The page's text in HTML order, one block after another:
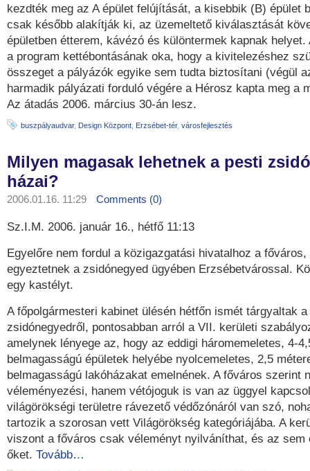
kezdték meg az A épület felújítását, a kisebbik (B) épület
csak később alakítják ki, az üzemeltető kiválasztását
épületben étterem, kávézó és különtermek kapnak helyet.
a program kettébontásának oka, hogy a kivitelezéshez
összeget a pályázók egyike sem tudta biztosítani (végül
harmadik pályázati forduló végére a Hérosz kapta meg a
Az átadás 2006. március 30-án lesz.
buszpályaudvar, Design Központ Erzsébet-tér, városfejlesztés
Milyen magasak lehetnek a pesti
házai?
2006.01.16. 11:29 Comments (0)
Sz.I.M. 2006. január 16., hétfő 11:13
Egyelőre nem fordul a közigazgatási hivatalhoz a főváros,
egyeztetnek a zsidónegyed ügyében Erzsébetvárossal.
egy kastélyt.
A főpolgármesteri kabinet ülésén hétfőn ismét tárgyaltak
zsidónegyedről, pontosabban arról a VII. kerületi
amelynek lényege az, hogy az eddigi háromemeletes, 4-
belmagasságú épületek helyébe nyolcemeletes, 2,5
belmagasságú lakóházakat emelnének. A főváros szerint
véleményezési, hanem vétójoguk is van az üggyel
világörökségi területre rávezető védőzónáról van szó,
tartozik a szorosan vett Világörökség kategóriájába. A
viszont a főváros csak véleményt nyilváníthat, és az sem
őket. Tovább…